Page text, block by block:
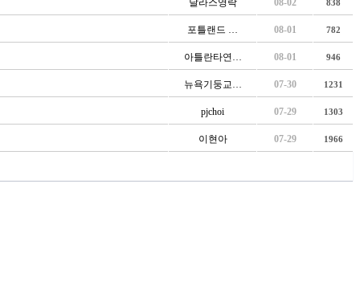
838
포틀랜드 … 08-01 782
아틀란타연… 08-01 946
뉴욕기둥교… 07-30 1231
pjchoi 07-29 1303
이현아 07-29 1966